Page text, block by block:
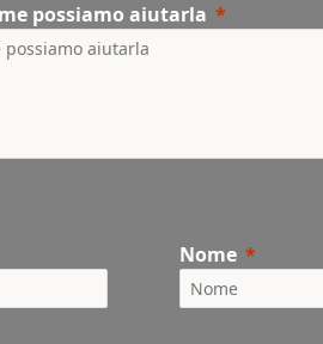
possiamo aiutarla
Nome